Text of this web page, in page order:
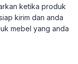
ketika produk
kirim dan anda
mebel yang anda